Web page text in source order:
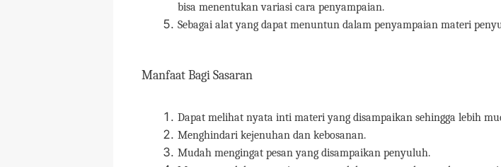
bisa menentukan variasi cara penyampaian.
Sebagai alat yang dapat menuntun dalam penyampaian materi
Manfaat Bagi Sasaran
Dapat melihat nyata inti materi yang disampaikan sehingga lebih
Menghindari kejenuhan dan kebosanan.
Mudah mengingat pesan yang disampaikan penyuluh.